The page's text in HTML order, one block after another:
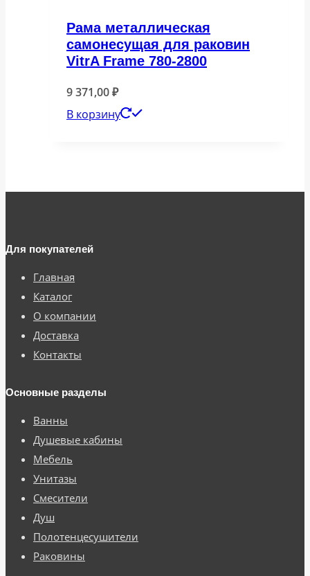
Рама металлическая
самонесущая для раковин
VitrA Frame 780-2800
9 371,00₽
В корзину
Для покупателей
Главная
Каталог
О компании
Доставка
Контакты
Основные разделы
Ванны
Душевые кабины
Мебель
Унитазы
Смесители
Душ
Полотенцесушители
Раковины